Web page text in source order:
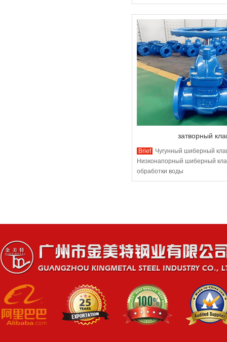
шаровой кран для водяного
затворный
Brief
Чугунный шиберный
Низконапорный шиберный
обработки воды